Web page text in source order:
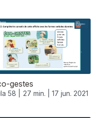
gestes
58 | 27 min. | 17 jun. 2021